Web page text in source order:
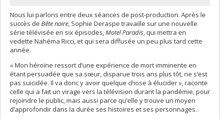
Nous lui parlons entre deux séances de post-production. Après le
succès de Bête noire , Sophie Deraspe travaille sur une nouvelle
série télévisée en six épisodes, Motel Paradis , qui mettra en
vedette Nahéma Ricci, et qui sera diffusée un peu plus tard cette
année.
« Mon héroïne ressort d’une expérience de mort imminente en
étant persuadée que sa sœur, disparue trois ans plus tôt, ne s’est
pas suicidée. Il va donc y avoir quelque chose à élucider », raconte
celle qui a fait un virage vers la télévision durant la pandémie, pour
rejoindre le public, mais aussi parce qu’elle y trouve un moyen
d’approfondir dans la durée ses histoires et ses personnages.